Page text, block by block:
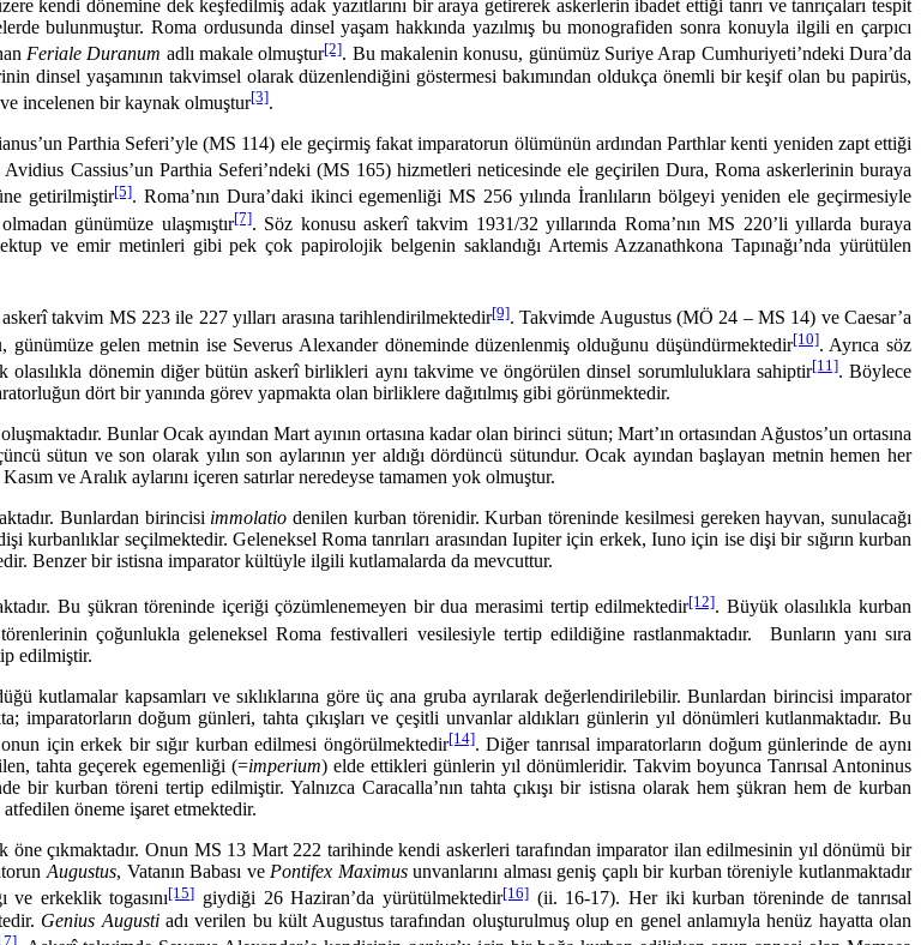
kendi dönemine dek keşfedilmiş adak yazıtlarını bir araya getirerek asker­lerin ibadet ettiği tanrı ve tanrıçaları tespit
bulunmuştur. Roma ordusunda dinsel yaşam hakkında yazılmış bu monografiden sonra konuyla ilgili en çarpıcı
Feriale Duranum adlı makale olmuştur[2]. Bu makalenin konusu, günümüz Suriye Arap Cumhuriyeti’ndeki Dura’da
dinsel yaşamının takvimsel olarak düzenlendiğini göstermesi bakımından oldukça önemli bir keşif olan bu papirüs,
ve incelenen bir kaynak olmuştur[3].
Parthia Seferi’yle (MS 114) ele geçirmiş fakat imparatorun ölümünün ardından Parthlar kenti yeniden zapt ettiği
Cassius’un Parthia Seferi’ndeki (MS 165) hizmetleri neticesinde ele geçirilen Dura, Roma askerlerinin buraya
getirilmiştir[5]. Roma’nın Dura’daki ikinci egemenliği MS 256 yılında İranlıların bölgeyi yeniden ele geçirmesiyle
günümüze ulaşmıştır[7]. Söz konusu askerî takvim 1931/32 yıllarında Roma’nın MS 220’li yıllarda buraya
ve emir metinleri gibi pek çok papirolojik belgenin saklandığı Arte­mis Azzanathkona Tapınağı’nda yürütülen
takvim MS 223 ile 227 yılları arasına tarihlendirilmektedir[9]. Takvimde Augustus (MÖ 24 – MS 14) ve Caesar’a
gelen metnin ise Severus Alexander döneminde düzenlenmiş olduğunu düşündürmek­tedir[10]. Ayrıca söz
olasılıkla dönemin diğer bütün askerî birlikleri aynı takvime ve öngörülen dinsel sorum­luluklara sahiptir[11]. Böylece
dört bir yanında görev yapmakta olan birliklere dağıtılmış gibi görünmektedir.
Bunlar Ocak ayından Mart ayının ortasına kadar olan birinci sütun; Mart’ın ortasından Ağustos’un ortasına
sütun ve son olarak yılın son aylarının yer aldığı dördüncü sütundur. Ocak ayından başlayan metnin hemen her
ve Aralık aylarını içeren satırlar neredeyse tamamen yok olmuştur.
Bunlardan birincisi immolatio denilen kurban törenidir. Kurban töreninde kesilmesi gereken hayvan, sunulacağı
kur­banlıklar seçilmektedir. Geleneksel Roma tanrıları arasından Iupiter için erkek, Iuno için ise dişi bir sığırın kurban
Benzer bir istisna imparator kültüyle ilgili kutlamalarda da mevcuttur.
Bu şükran töreninde içeriği çözümlenemeyen bir dua merasimi tertip edilmektedir[12]. Büyük olasılıkla kurban
çoğunlukla geleneksel Roma festivalleri vesilesiyle tertip edildiğine rastlanmaktadır. Bunların yanı sıra
edilmiştir.
kapsamları ve sıklıklarına göre üç ana gruba ayrılarak değerlendirilebilir. Bunlardan birincisi impa­rator
doğum günleri, tahta çıkışları ve çeşitli unvanlar aldıkları günlerin yıl dönümleri kutlanmaktadır. Bu
için erkek bir sığır kurban edilmesi öngörülmektedir[14]. Diğer tanrısal imparatorların doğum günlerinde de aynı
tahta geçerek egemenliği (=imperium) elde ettikleri günlerin yıl dönümle­ridir. Takvim boyunca Tanrısal Antoninus
bir kurban töreni tertip edilmiştir. Yalnızca Caracalla’nın tahta çıkışı bir istisna olarak hem şükran hem de kurban
öneme işaret etmektedir.
Onun MS 13 Mart 222 tarihinde kendi askerleri tarafından imparator ilan edilmesinin yıl dönümü bir
Augustus, Vatanın Babası ve Pontifex Maximusunvanlarını alması geniş çaplı bir kur­ban töreniyle kutlanmaktadır
ve erkeklik togasını[15] giydiği 26 Haziran’da yürütülmektedir[16](ii. 16-17). Her iki kurban töreninde de tanrısal
Genius Augustiadı verilen bu kült Augustus tarafından oluşturulmuş olup en genel anlamıyla henüz hayatta olan